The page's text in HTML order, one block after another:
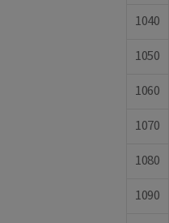
1040
1050
1060
1070
1080
1090